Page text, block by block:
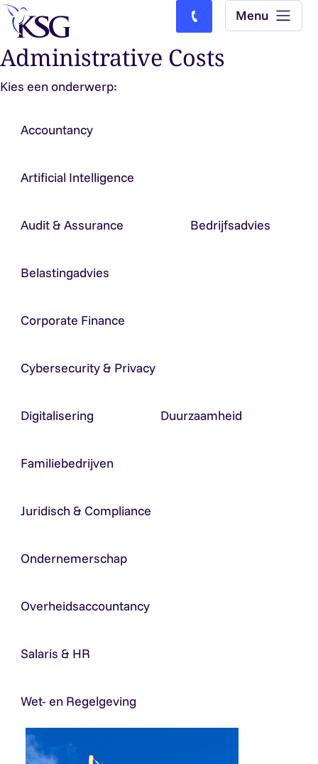
Skip to content
Bel ons: (0)77-4740000
Menu
Administrative Costs
Kies een onderwerp:
Accountancy
Artificial Intelligence
Audit & Assurance Bedrijfsadvies
Belastingadvies
Corporate Finance
Cybersecurity & Privacy
Digitalisering Duurzaamheid
Familiebedrijven
Juridisch & Compliance
Ondernemerschap
Overheidsaccountancy
Salaris & HR
Wet- en Regelgeving